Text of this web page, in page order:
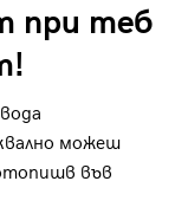
при теб
можеш
във